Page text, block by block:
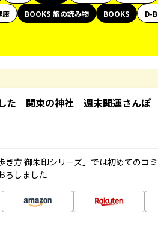
康 BOOKS 旅の読み物 BOOKS
D-
た 関東の神社 週末開運さんぽ
き方 御朱印シリーズ」では初めてのコ
ろしました